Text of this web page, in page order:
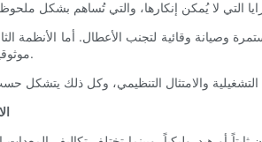
وصيانة وقائية لتجنب الأعطال. أما الأنظمة
موثوقية أعلى على مدى فترات أطول مع صيانة أقل كثافة.